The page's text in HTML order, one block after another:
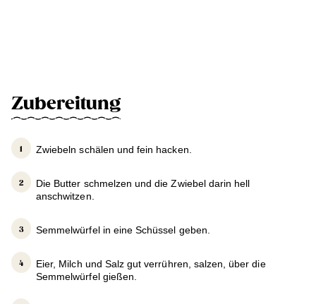
Zubereitung
Zwiebeln schälen und fein hacken.
Die Butter schmelzen und die Zwiebel darin hell
anschwitzen.
Semmelwürfel in eine Schüssel geben.
Eier, Milch und Salz gut verrühren, salzen, über die
Semmelwürfel gießen.